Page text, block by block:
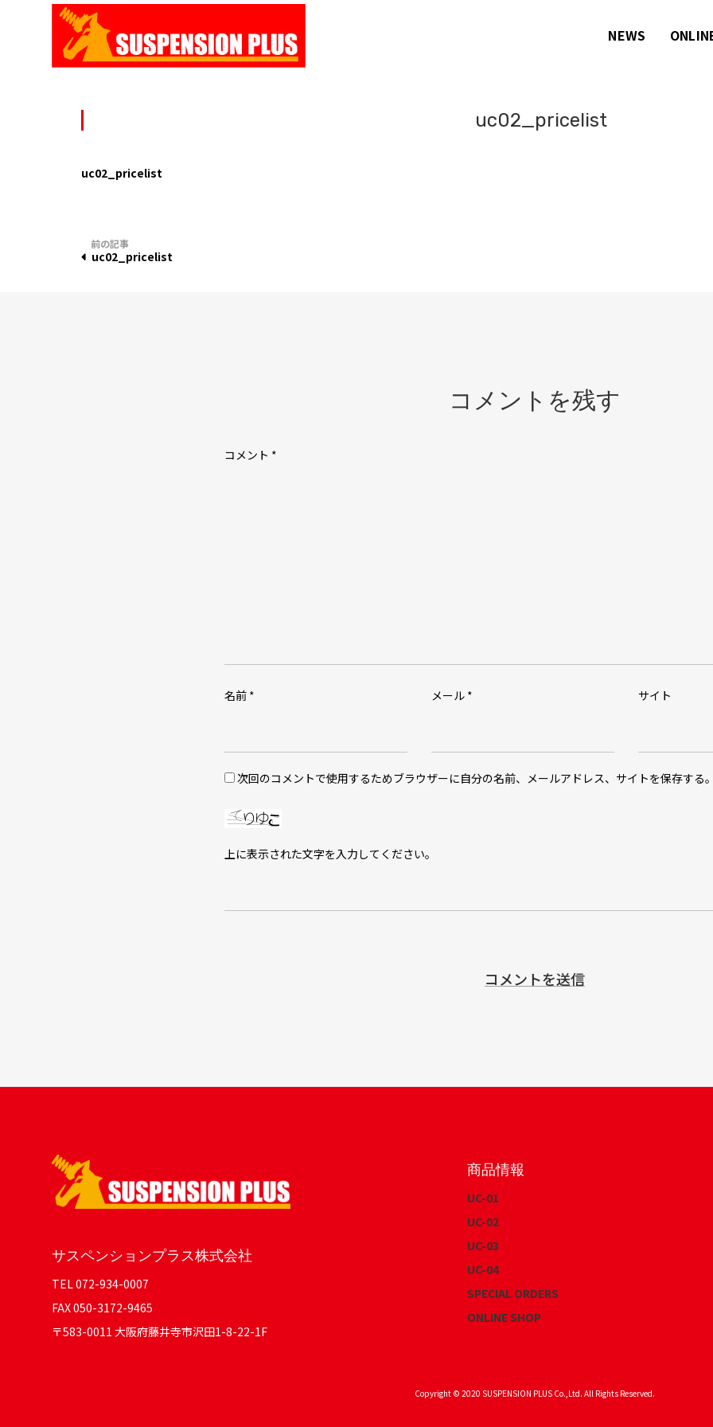
NEWS
uc02_pricelist
uc02_pricelist
投
稿uc02_pricelist
コメントを残す
コメント *
名前 * メール * サイト
次回のコメントで使用するためブラウザーに自分の名前、メールアドレス、サイトを保存する
上に表示された文字を入力してください。
サスペンションプラス株式会社
TEL 072-934-0007
FAX 050-3172-9465
〒583-0011 大阪府藤井寺市沢田1-8-22-1F
商品情報
UC-01
UC-02
UC-03
UC-04
SPECIAL ORDERS
ONLINE SHOP
Copyright © 2020 SUSPENSION PLUS Co.,Ltd. All Rights Reserved.